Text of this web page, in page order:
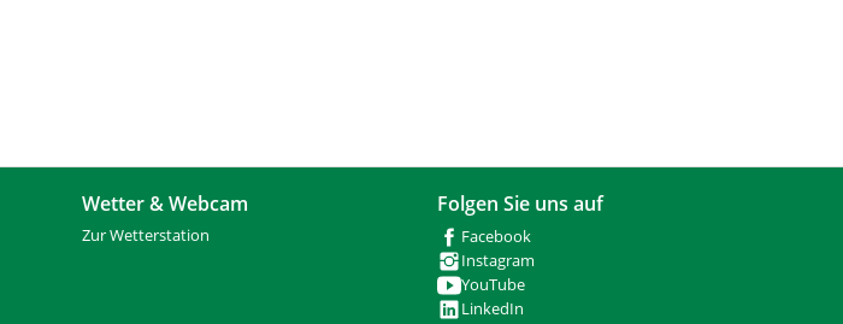
Wetter & Webcam
Zur Wetterstation
Folgen Sie uns auf
Facebook
Instagram
YouTube
LinkedIn